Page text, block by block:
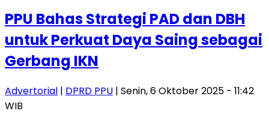
PPU Bahas Strategi PAD dan DBH
untuk Perkuat Daya Saing sebagai
Gerbang IKN
Advertorial | DPRD PPU | Senin, 6 Oktober 2025 - 11:42
WIB